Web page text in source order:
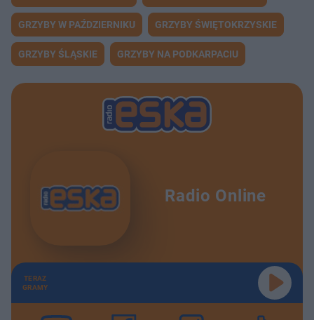
GRZYBY W PAŹDZIERNIKU GRZYBY ŚWIĘTOKRZYSKIE
GRZYBY ŚLĄSKIE GRZYBY NA PODKARPACIU
Radio Online
TERAZ
GRAMY